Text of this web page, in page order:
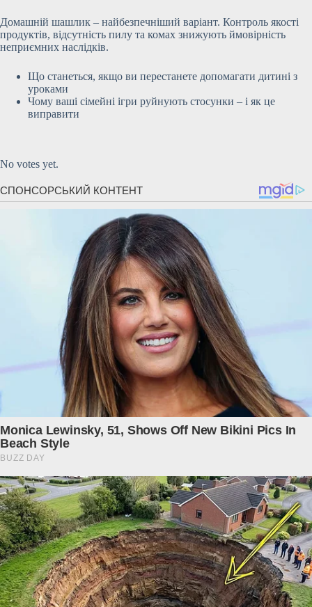
Домашній шашлик – найбезпечніший варіант. Контроль якості
продуктів, відсутність пилу та комах знижують ймовірність
неприємних наслідків.
Що станеться, якщо ви перестанете допомагати дитині з
уроками
Чому ваші сімейні ігри руйнують стосунки – і як це
виправити
No votes yet.